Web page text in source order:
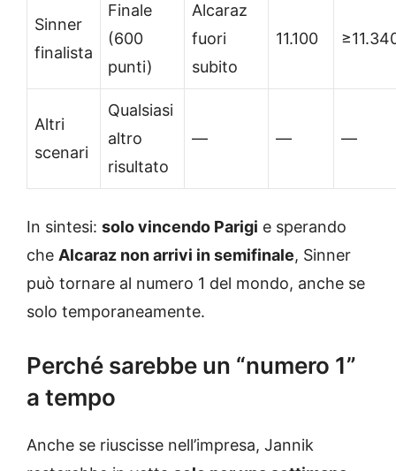
Sinner
finalista
Finale
(600
punti)
Alcaraz
fuori
subito
11.100
Altri
scenari
Qualsiasi
altro
risultato
— — —
In sintesi: solo vincendo Parigi e sperando
che Alcaraz non arrivi in semifinale, Sinner
può tornare al numero 1 del mondo, anche se
solo temporaneamente.
Perché sarebbe un “numero 1”
a tempo
Anche se riuscisse nell’impresa, Jannik